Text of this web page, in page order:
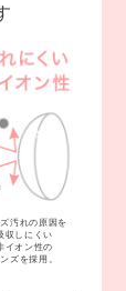
汚れの原因を
収しにくい
イオン性の
ズを採用。